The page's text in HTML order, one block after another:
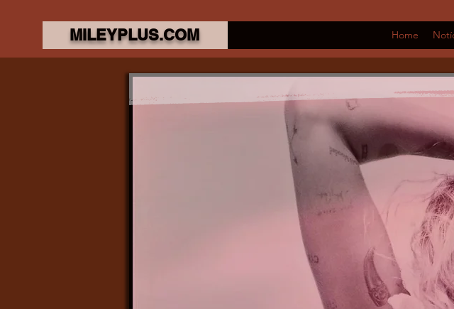
MILEYPLUS.COM Home